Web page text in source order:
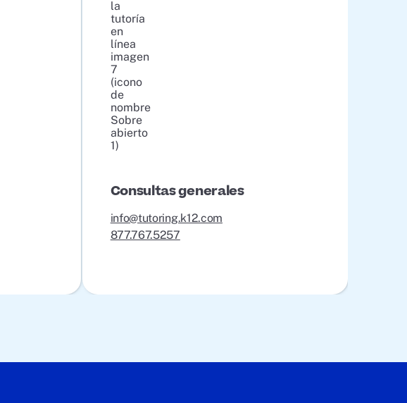
Consultas generales
info@tutoring.k12.com
877.767.5257